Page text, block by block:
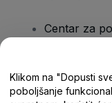
Centar za
Klikom na "Dopusti
poboljšanje